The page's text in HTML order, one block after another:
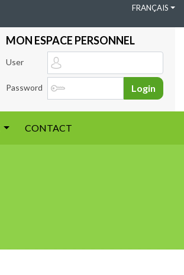
FRANÇAIS
MON ESPACE PERSONNEL
User
Password Login
CONTACT